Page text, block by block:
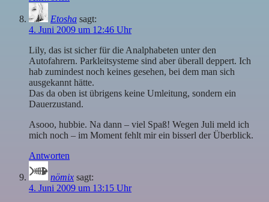
Etosha sagt:
4. Juni 2009 um 12:46 Uhr
Lily, das ist sicher für die Analphabeten unter den
Autofahrern. Parkleitsysteme sind aber überall deppert. Ich
hab zumindest noch keines gesehen, bei dem man sich
ausgekannt hätte.
Das da oben ist übrigens keine Umleitung, sondern ein
Dauerzustand.
Asooo, hubbie. Na dann – viel Spaß! Wegen Juli meld ich
mich noch – im Moment fehlt mir ein bisserl der Überblick.
Antworten
nömix sagt:
4. Juni 2009 um 13:15 Uhr